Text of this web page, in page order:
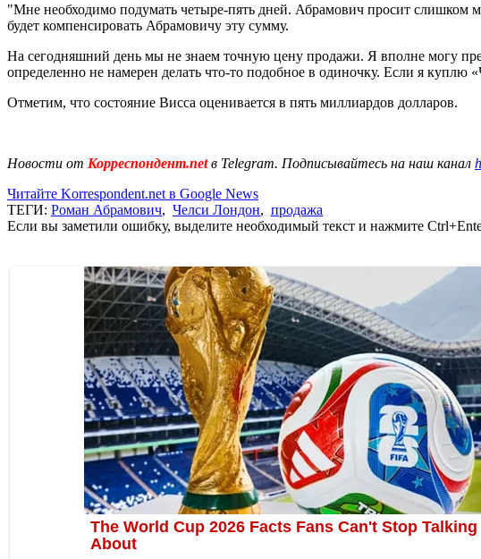
"Мне необходимо подумать четыре-пять дней. Абрамович просит слишком
будет компенсировать Абрамовичу эту сумму.
На сегодняшний день мы не знаем точную цену продажи. Я вполне могу
определенно не намерен делать что-то подобное в одиночку. Если я
Отметим, что состояние Висса оценивается в пять миллиардов долларов.
Новости от Корреспондент.netв Telegram. Подписывайтесь на наш канал
Читайте Korrespondent.net в Google News
ТЕГИ: Роман Абрамович, Челси Лондон, продажа
Если вы заметили ошибку, выделите необходимый текст и нажмите